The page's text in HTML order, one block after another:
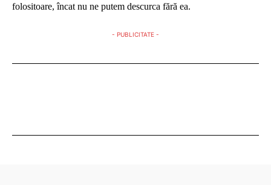
folositoare, încat nu ne putem descurca fără ea.
- PUBLICITATE -